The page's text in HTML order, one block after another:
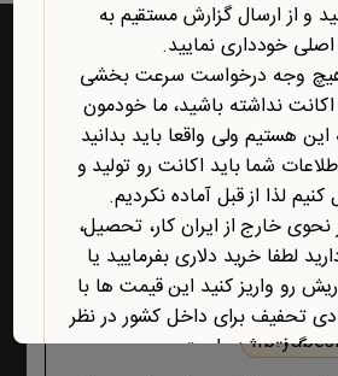
با یابش
اکانت ها و فروشگاه ، حتما و حتما
محصول، صفحه پشتیبانی و پیام
سفارش و ثبت سفارش را مطالعه
برای مشکل شما نبود آنگاه ایمیل
و از ارسال گزارش مستقیم به
خودداری نمایید.
هیچ وجه درخواست سرعت بخشی
اکانت نداشته باشید، ما خودمون
هستیم ولی واقعا باید بدانید
شما باید اکانت رو تولید و
کنیم لذا از قبل آماده نکردیم.
نحوی خارج از ایران کار، تحصیل،
لطفا خرید دلاری بفرمایید یا
رو واریز کنید این قیمت ها با
تحفیف برای داخل کشور در نظر
گرفته شده است.